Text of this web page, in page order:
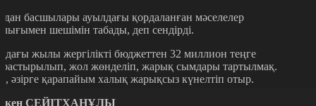
басшылары ауылдағы қордаланған мәселелер
шешімін табады, деп сендірді.
жылы жергілікті бюджеттен 32 миллион теңге
жол жөнделіп, жарық сымдары тартылмақ.
әзірге қарапайым халық жарықсыз күнелтіп отыр.
СЕЙІТХАНҰЛЫ